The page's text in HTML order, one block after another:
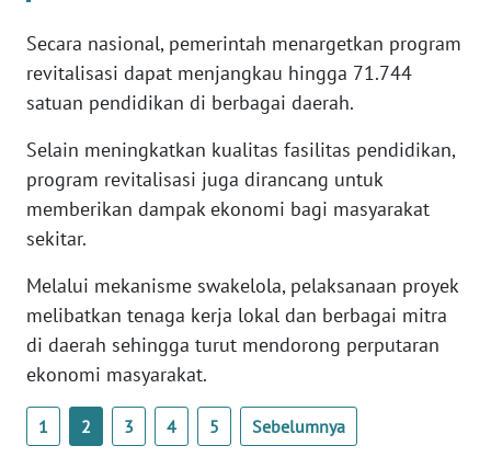
Secara nasional, pemerintah menargetkan program
revitalisasi dapat menjangkau hingga 71.744
satuan pendidikan di berbagai daerah.
Selain meningkatkan kualitas fasilitas pendidikan,
program revitalisasi juga dirancang untuk
memberikan dampak ekonomi bagi masyarakat
sekitar.
Melalui mekanisme swakelola, pelaksanaan proyek
melibatkan tenaga kerja lokal dan berbagai mitra
di daerah sehingga turut mendorong perputaran
ekonomi masyarakat.
1 2 3 4 5 Sebelumnya
WN
WN
WN
PAPUA
WN
BARAT
WN
RIAU